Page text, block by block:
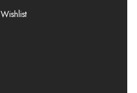
Wishlist